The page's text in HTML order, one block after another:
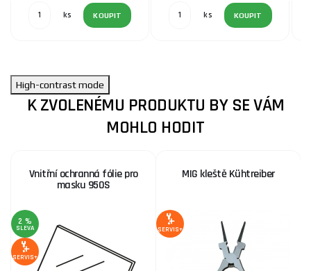
ks KOUPIT ks KOUPIT
High-contrast mode
K ZVOLENÉMU PRODUKTU BY SE VÁM
MOHLO HODIT
Vnitřní ochranná fólie pro
masku 950S
2 %
SLEVA
SERVIS+
MIG kleště Kühtreiber
SERVIS+